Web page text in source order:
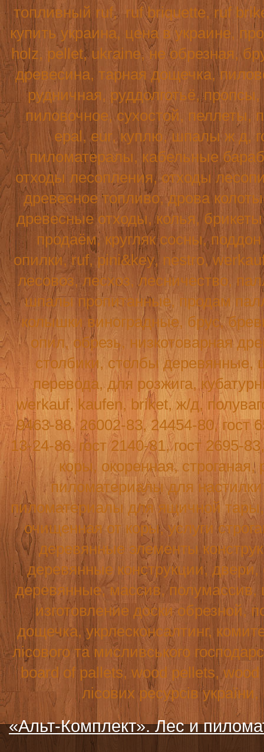
топливный ruf, ruf briquette, ruf
купить украина, цена в украине,
holz, pellet,ukraine, не обрезная,
древесина, тарная дощечка,
рудничная, руддолготьё,
пиловочное, сухостой, пеллеты,
epal, eur, куплю, шпалы ж д,
пиломатералы, кабельные
отходы лесопления, отходы
древесное топливо, дрова
древесные отходы, колья,
продаём, кругляк сосны,
опилки,ruf,pini&key, nestro,
лесовоз, лесхоз, лесничество,
шпалы пропитанные, продам
колышки виноградные, брус,
опил, обрезь, низкотоварная
столбики, столбы
перевода, для розжига,
werkauf, kaufen, briket, ж/д,
9463-88, 26002-83, 24454-80, гост
13-24-86, гост 2140-81, гост 2695-
коры, окоренная,
пиломатериалы для
пиломатериалы для ящичной
очищенная от коры, услуги
деревянные элементы
деревянные конструкции,
деревянные, массив,
изготовление доски обрезной,
дощечка, укрлесконсалтинг,
лісового та мисливського
board of pallets,wood pellets,wood
лісових ресурсів
«Альт-Комплект». Лес и